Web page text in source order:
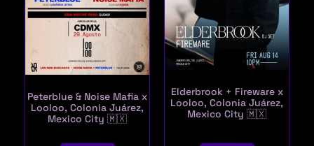
Peterblue & Noise Mafia x
Looloo, Colonia Juárez,
Mexico City 🇲🇽
Elderbrook + Fireware x
Looloo, Colonia Juárez,
Mexico City 🇲🇽